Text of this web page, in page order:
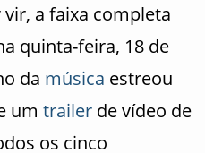
a faixa completa
quinta-feira, 18 de
da música estreou
um trailerde vídeo de
os cinco